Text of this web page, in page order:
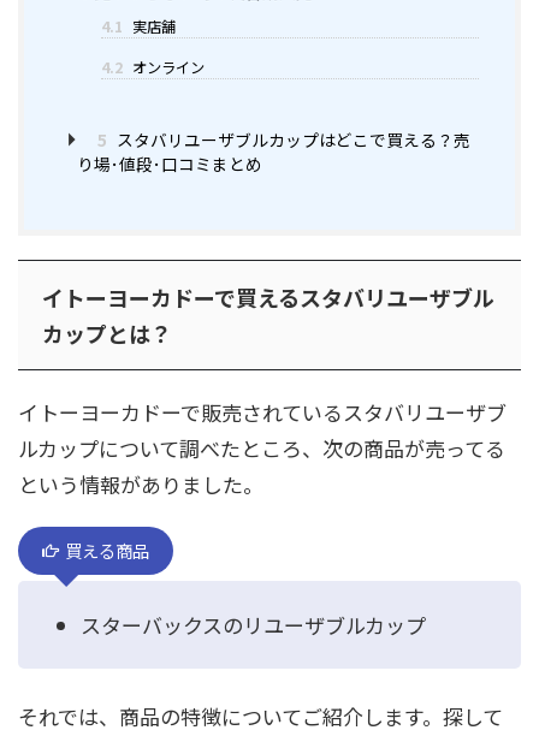
4.1 実店舗
4.2 オンライン
5 スタバリユーザブルカップはどこで買える？売
り場･値段･口コミまとめ
イトーヨーカドーで買えるスタバリユーザブル
カップとは？
イトーヨーカドーで販売されているスタバリユーザブ
ルカップについて調べたところ、次の商品が売ってる
という情報がありました。
買える商品
スターバックスのリユーザブルカップ
それでは、商品の特徴についてご紹介します。探して